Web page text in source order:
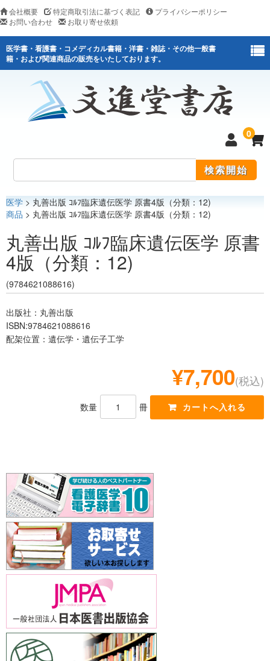
会社概要 特定商取引法に基づく表記
プライバシーポリシー
お問い合わせ
お取り寄せ依頼
医学書・看護書・コメディカル書籍・洋書・雑誌・その他一般書
籍・および関連商品の販売をいたしております。
0
医学
医薬関連
レジデント
医学 > 丸善出版 ｺﾙﾌ臨床遺伝医学 原書4版（分類：12)
商品 > 丸善出版 ｺﾙﾌ臨床遺伝医学 原書4版（分類：12)
丸善出版 ｺﾙﾌ臨床遺伝医学 原書
4版（分類：12)
(9784621088616)
出版社：丸善出版
ISBN:9784621088616
配架位置：遺伝学・遺伝子工学
¥7,700(税込)
数量 冊